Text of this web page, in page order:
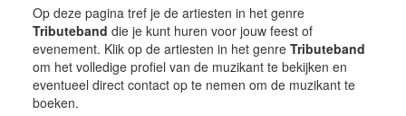
Op deze pagina tref je de artiesten in het genre
Tributeband die je kunt huren voor jouw feest of
evenement. Klik op de artiesten in het genre Tributeband
om het volledige profiel van de muzikant te bekijken en
eventueel direct contact op te nemen om de muzikant te
boeken.